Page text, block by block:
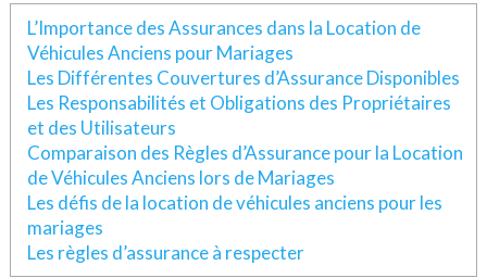
L’Importance des Assurances dans la Location de
Véhicules Anciens pour Mariages
Les Différentes Couvertures d’Assurance Disponibles
Les Responsabilités et Obligations des Propriétaires
et des Utilisateurs
Comparaison des Règles d’Assurance pour la Location
de Véhicules Anciens lors de Mariages
Les défis de la location de véhicules anciens pour les
mariages
Les règles d’assurance à respecter